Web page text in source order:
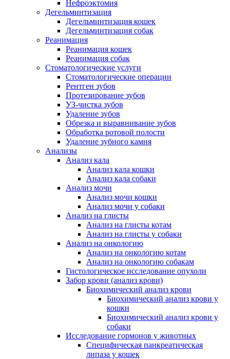
Нефроэктомия
Дегельминтизация
Дегельминтизация кошек
Дегельминтизация собак
Реанимация
Реанимация кошек
Реанимация собак
Стоматологические услуги
Стоматологические операции
Рентген зубов
Протезирование зубов
УЗ-чистка зубов
Удаление зубов
Обрезка и выравнивание зубов
Обработка ротовой полости
Удаление зубного камня
Анализы
Анализ кала
Анализ кала кошки
Анализ кала собаки
Анализ мочи
Анализ мочи кошки
Анализ мочи у собаки
Анализ на глисты
Анализ на глисты котам
Анализ на глисты у собаки
Анализ на онкологию
Анализ на онкологию котам
Анализ на онкологию собакам
Гистологическое исследование опухоли
Забор крови (анализ крови)
Биохимический анализ крови
Биохимический анализ крови у
кошки
Биохимический анализ крови у
собаки
Исследование гормонов у животных
Специфическая панкреатическая
липаза у кошек